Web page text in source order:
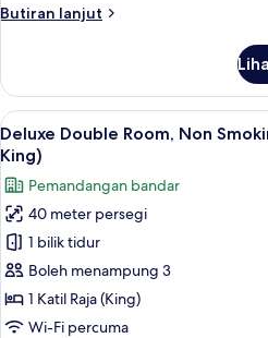
Deluxe
Twin)
Butiran lanjut
Butiran
Twin
Room,
Non
Smoking
(Plaza
Deluxe
South
Wing
Twin)
Lihat
semua
foto
untuk
Deluxe
Double
Room,
Non
Smoking
1
7
Deluxe Double Room, Non
King)
Pemandangan bandar
40 meter persegi
1 bilik tidur
Boleh menampung 3
1 Katil Raja (King)
Wi-Fi percuma